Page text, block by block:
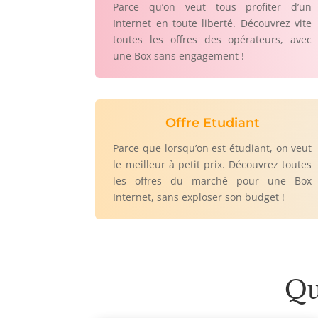
Parce qu’on veut tous profiter d’un
Internet en toute liberté. Découvrez vite
toutes les offres des opérateurs, avec
une Box sans engagement !
Offre Etudiant
Parce que lorsqu’on est étudiant, on veut
le meilleur à petit prix. Découvrez toutes
les offres du marché pour une Box
Internet, sans exploser son budget !